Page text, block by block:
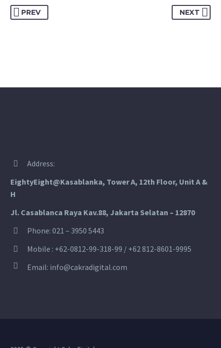
appearance of your website – with few clicks.
PREV NEXT


Address:
EightyEight@Kasablanka, Tower A, 12th Floor, Unit A &
H
Jl. Casablanca Raya Kav.88, Jakarta Selatan – 12870

 Phone: 021 – 3950 5443

 Mobile : +62-0812-99-318-99 / +62 812-8601-9995

 Email: info@cakradigital.com